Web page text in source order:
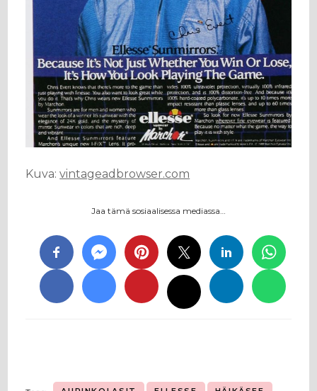
Kuva:vintageadbrowser.com
Jaa tämä sosiaalisessa mediassa…